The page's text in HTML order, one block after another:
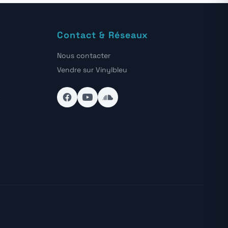
Contact & Réseaux
Nous contacter
Vendre sur Vinylbleu